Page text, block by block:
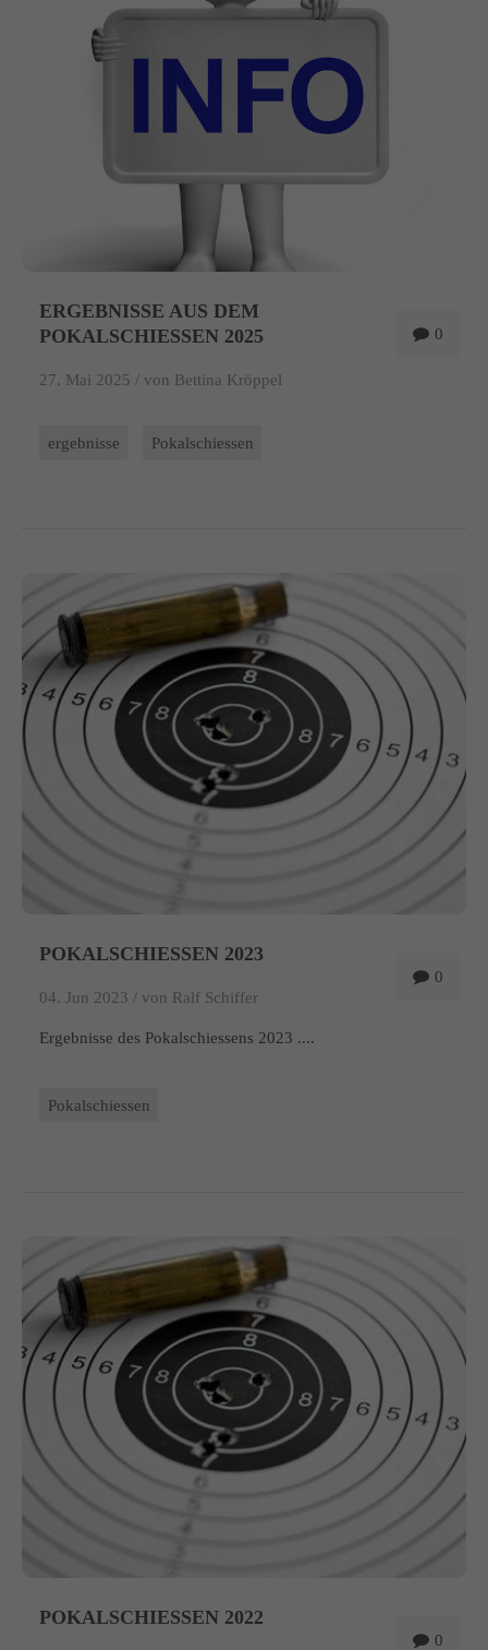
info@yourdomain.com
About us
Lorem ipsum dolor sit amet, consectetuer adipiscing elit.
natoque penatibus et magnis dis parturient montes, nascetur
ridiculus mus. Donec quam felis, ultricies nec.
0
ERGEBNISSE AUS DEM
POKALSCHIESSEN 2025
27. Mai 2025 / von Bettina Kröppel
ergebnisse Pokalschiessen
0
POKALSCHIESSEN 2023
04. Jun 2023 / von Ralf Schiffer
Ergebnisse des Pokalschiessens 2023 ....
Pokalschiessen
0
POKALSCHIESSEN 2022